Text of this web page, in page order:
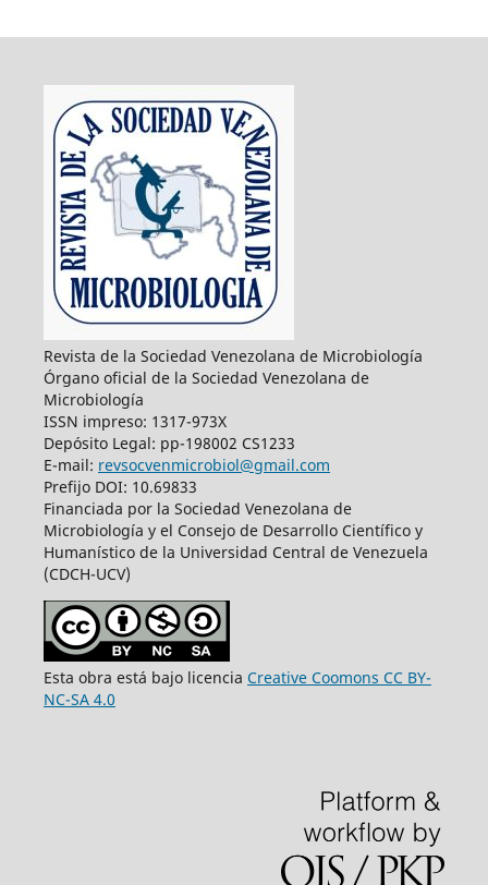
Revista de la Sociedad Venezolana de Microbiología
Órgano oficial de la Sociedad Venezolana de
Microbiología
ISSN impreso: 1317-973X
Depósito Legal: pp-198002 CS1233
E-mail: revsocvenmicrobiol@gmail.com
Prefijo DOI: 10.69833
Financiada por la Sociedad Venezolana de
Microbiología y el Consejo de Desarrollo Científico y
Humanístico de la Universidad Central de Venezuela
(CDCH-UCV)
Esta obra está bajo licencia Creative Coomons CC BY-
NC-SA 4.0